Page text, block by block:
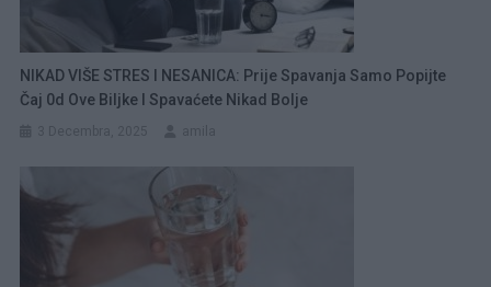
NIKAD VIŠE STRES I NESANICA: Prije Spavanja Samo Popijte
Čaj 0d Ove Biljke I Spavaćete Nikad Bolje